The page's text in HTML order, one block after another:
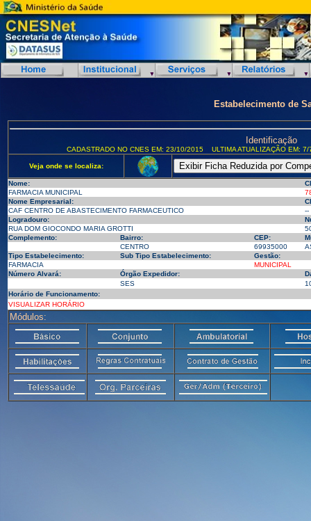
Estabelecimento de
Identificação
CADASTRADO NO CNES EM: 23/10/2015 ULTIMA ATUALIZAÇÃO EM:
Veja onde se localiza:
Nome:
FARMACIA MUNICIPAL
Nome Empresarial:
CAF CENTRO DE ABASTECIMENTO FARMACEUTICO
--
Logradouro:
RUA DOM GIOCONDO MARIA GROTTI
Complemento:
Bairro: CEP:
CENTRO
69935000
Tipo Estabelecimento:
Sub Tipo Estabelecimento:
Gestão:
FARMACIA
MUNICIPAL
Número Alvará:
Órgão Expedidor:
SES
Horário de Funcionamento:
VISUALIZAR HORÁRIO
Módulos: